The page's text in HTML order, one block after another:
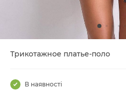
Трикотажное платье-поло
В наявності